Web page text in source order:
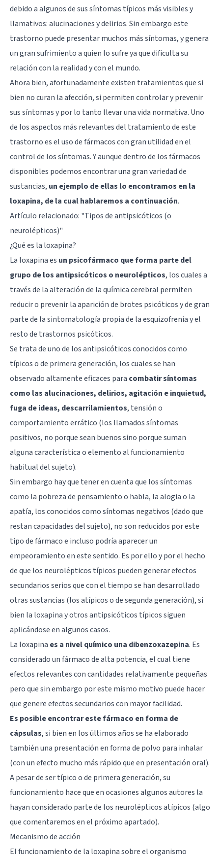
debido a algunos de sus síntomas típicos más visibles y
llamativos: alucinaciones y delirios. Sin embargo este
trastorno puede presentar muchos más síntomas, y genera
un gran sufrimiento a quien lo sufre ya que dificulta su
relación con la realidad y con el mundo.
Ahora bien, afortunadamente existen tratamientos que si
bien no curan la afección, si permiten controlar y prevenir
sus síntomas y por lo tanto llevar una vida normativa. Uno
de los aspectos más relevantes del tratamiento de este
trastorno es el uso de fármacos con gran utilidad en el
control de los síntomas. Y aunque dentro de los fármacos
disponibles podemos encontrar una gran variedad de
sustancias, un ejemplo de ellas lo encontramos en la
loxapina, de la cual hablaremos a continuación.
Artículo relacionado: "Tipos de antipsicóticos (o
neurolépticos)"
¿Qué es la loxapina?
La loxapina es un psicofármaco que forma parte del
grupo de los antipsicóticos o neurolépticos, los cuales a
través de la alteración de la química cerebral permiten
reducir o prevenir la aparición de brotes psicóticos y de gran
parte de la sintomatología propia de laesquizofreniay el
resto de trastornos psicóticos.
Se trata de uno de los antipsicóticos conocidos como
típicos o de primera generación, los cuales se han
observado altamente eficaces para combatir síntomas
como las alucinaciones, delirios, agitación e inquietud,
fuga de ideas, descarrilamientos, tensión o
comportamiento errático (los llamados síntomas
positivos, no porque sean buenos sino porque suman
alguna característica o elemento al funcionamiento
habitual del sujeto).
Sin embargo hay que tener en cuenta que los síntomas
como la pobreza de pensamiento o habla, la alogia o la
apatía, los conocidos como síntomas negativos (dado que
restan capacidades del sujeto), no son reducidos por este
tipo de fármaco e incluso podría aparecer un
empeoramiento en este sentido. Es por ello y por el hecho
de que los neurolépticos típicos pueden generar efectos
secundarios serios que con el tiempo se han desarrollado
otras sustancias (los atípicos o de segunda generación), si
bien la loxapina y otros antipsicóticos típicos siguen
aplicándose en algunos casos.
La loxapina es a nivel químico una dibenzoxazepina. Es
considerado un fármaco de alta potencia, el cual tiene
efectos relevantes con cantidades relativamente pequeñas
pero que sin embargo por este mismo motivo puede hacer
que genere efectos secundarios con mayor facilidad.
Es posible encontrar este fármaco en forma de
cápsulas, si bien en los últimos años se ha elaborado
también una presentación en forma de polvo para inhalar
(con un efecto mucho más rápido que en presentación oral).
A pesar de ser típico o de primera generación, su
funcionamiento hace que en ocasiones algunos autores la
hayan considerado parte de los neurolépticos atípicos (algo
que comentaremos en el próximo apartado).
Mecanismo de acción
El funcionamiento de la loxapina sobre el organismo